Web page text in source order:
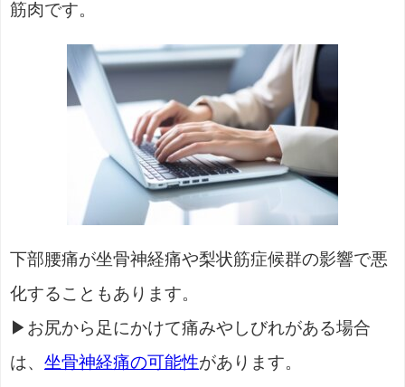
筋肉です。
下部腰痛が坐骨神経痛や梨状筋症候群の影響で悪
化することもあります。
▶お尻から足にかけて痛みやしびれがある場合
は、 坐骨神経痛の可能性があります。